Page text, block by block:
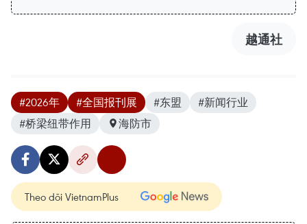
越通社
#2026年 #全国报刊展 #东盟
#新闻行业
#桥梁纽带作用
海防市
Theo dõi VietnamPlus